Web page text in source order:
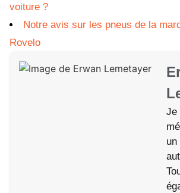
voiture ?
Notre avis sur les pneus de la
Rovelo
Je
un